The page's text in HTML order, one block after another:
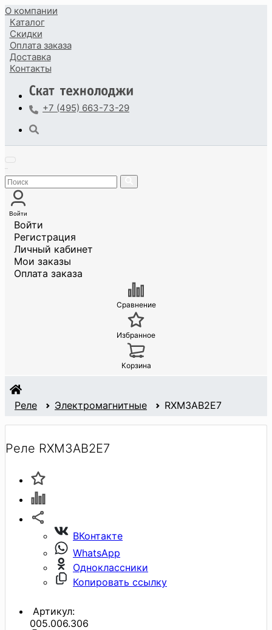
О компании
Каталог
Скидки
Оплата заказа
Доставка
Контакты
+7 (495) 663-73-29
Войти
Войти
Регистрация
Личный кабинет
Мои заказы
Оплата заказа
Сравнение
Избранное
Корзина
Реле Электромагнитные RXM3AB2E7
Реле RXM3AB2E7
ВКонтакте
WhatsApp
Одноклассники
Копировать ссылку
Артикул:
005.006.306